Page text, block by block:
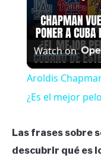
Watch on
Aroldis
¿Es el mejor
Las frases sobre
descubrir qué es